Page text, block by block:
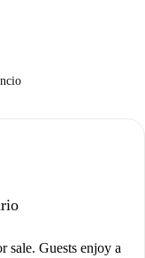
sale. Guests enjoy a